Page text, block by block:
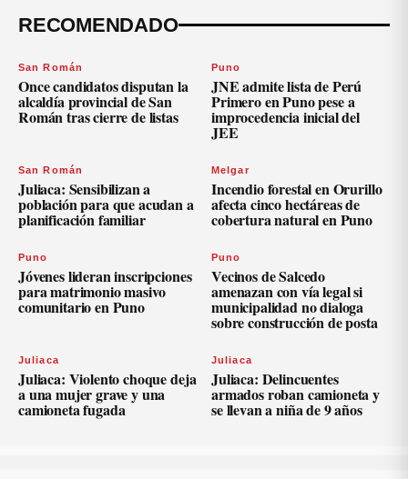
RECOMENDADO
San Román
Once candidatos disputan la
alcaldía provincial de San
Román tras cierre de listas
Puno
JNE admite lista de Perú
Primero en Puno pese a
improcedencia inicial del
JEE
San Román
Juliaca: Sensibilizan a
población para que acudan a
planificación familiar
Melgar
Incendio forestal en Orurillo
afecta cinco hectáreas de
cobertura natural en Puno
Puno
Jóvenes lideran inscripciones
para matrimonio masivo
comunitario en Puno
Puno
Vecinos de Salcedo
amenazan con vía legal si
municipalidad no dialoga
sobre construcción de posta
Juliaca
Juliaca: Violento choque deja
a una mujer grave y una
camioneta fugada
Juliaca
Juliaca: Delincuentes
armados roban camioneta y
se llevan a niña de 9 años